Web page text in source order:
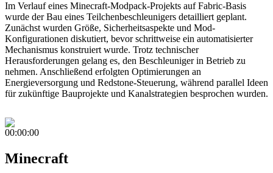
Im Verlauf eines Minecraft-Modpack-Projekts auf Fabric-Basis
wurde der Bau eines Teilchenbeschleunigers detailliert geplant.
Zunächst wurden Größe, Sicherheitsaspekte und Mod-
Konfigurationen diskutiert, bevor schrittweise ein automatisierter
Mechanismus konstruiert wurde. Trotz technischer
Herausforderungen gelang es, den Beschleuniger in Betrieb zu
nehmen. Anschließend erfolgten Optimierungen an
Energieversorgung und Redstone-Steuerung, während parallel Ideen
für zukünftige Bauprojekte und Kanalstrategien besprochen wurden.
00:00:00
Minecraft